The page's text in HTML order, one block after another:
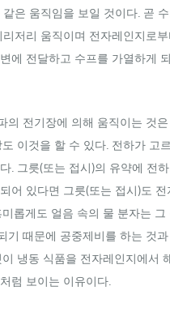
은 움직임을 보일 것이다. 곧
저리 움직이며 전자레인지로
에 전달하고 수프를 가열하게
의 전기장에 의해 움직이는 것
이것을 할 수 있다. 전하가 고
. 그릇(또는 접시)의 유약에 전
어 있다면 그릇(또는 접시)도 전
롭게도 얼음 속의 물 분자는 그
기 때문에 공중제비를 하는 것
냉동 식품을 전자레인지에서
럼 보이는 이유이다.